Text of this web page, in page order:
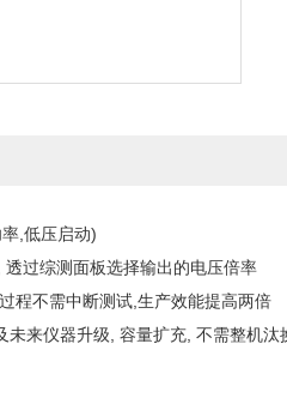
,低压启动)
过综测面板选择输出的电压倍率
程不需中断测试,生产效能提高两倍
来仪器升级, 容量扩充, 不需整机汰